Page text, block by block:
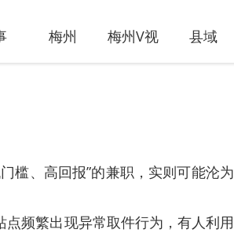
梅州 梅州V视 县域
槛、高回报”的兼职，实则可能沦为
频繁出现异常取件行为，有人利用